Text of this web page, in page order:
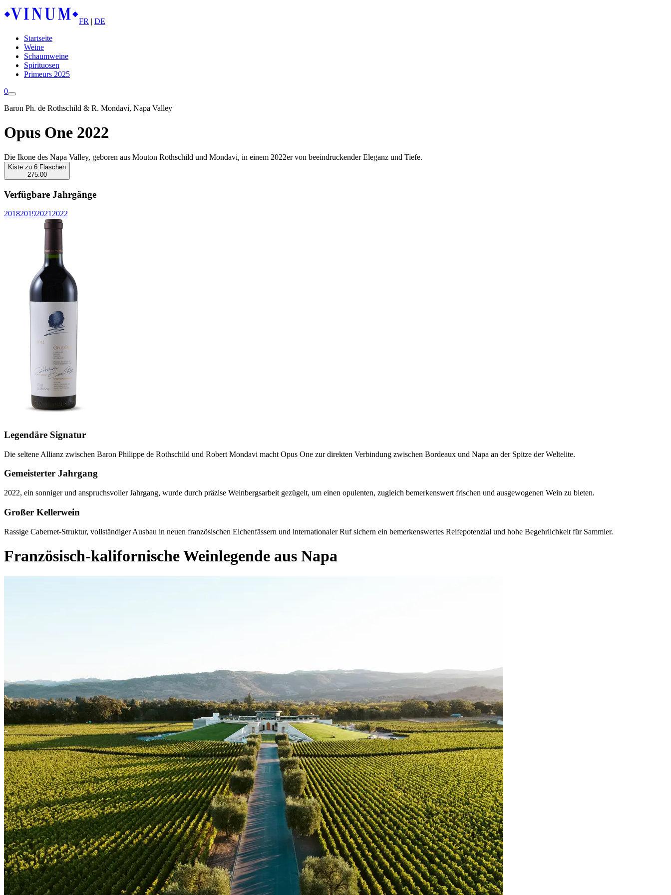
FR | DE
Startseite
Weine
Schaumweine
Spirituosen
Primeurs 2025
0
Baron Ph. de Rothschild & R. Mondavi, Napa Valley
Opus One 2022
Die Ikone des Napa Valley, geboren aus Mouton Rothschild und Mondavi, in einem 2022er von beeindruckender Eleganz und Tiefe.
Kiste zu 6 Flaschen
275.00
Verfügbare Jahrgänge
201820192021 2022
Legendäre Signatur
Die seltene Allianz zwischen Baron Philippe de Rothschild und Robert Mondavi macht Opus One zur direkten Verbindung zwischen Bordeaux und Napa an der Spitze der Weltelite.
Gemeisterter Jahrgang
2022, ein sonniger und anspruchsvoller Jahrgang, wurde durch präzise Weinbergsarbeit gezügelt, um einen opulenten, zugleich bemerkenswert frischen und ausgewogenen Wein zu bieten.
Großer Kellerwein
Rassige Cabernet-Struktur, vollständiger Ausbau in neuen französischen Eichenfässern und internationaler Ruf sichern ein bemerkenswertes Reifepotenzial und hohe Begehrlichkeit für Sammler.
Französisch-kalifornische Weinlegende aus Napa